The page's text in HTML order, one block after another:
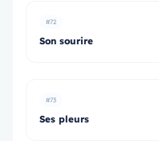
#72
Son sourire
#73
Ses pleurs